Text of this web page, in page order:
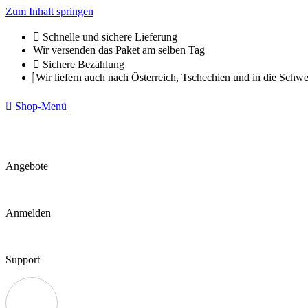
Zum Inhalt springen
Schnelle und sichere Lieferung
Wir versenden das Paket am selben Tag
Sichere Bezahlung
Wir liefern auch nach Österreich, Tschechien und in die
Shop-Menü
Angebote
Anmelden
Support